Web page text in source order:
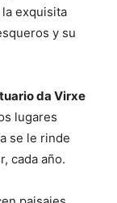
exquisita
y su
da Virxe
lugares
se le rinde
cada año.